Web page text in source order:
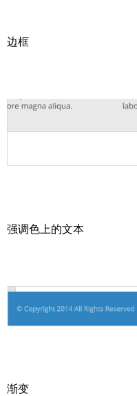
边框
强调色上的文本
渐变